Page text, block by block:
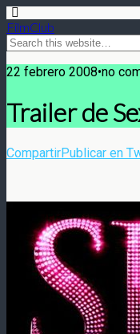
FilmClub
22 febrero 2008•no
Trailer de
CompartirPublicar en